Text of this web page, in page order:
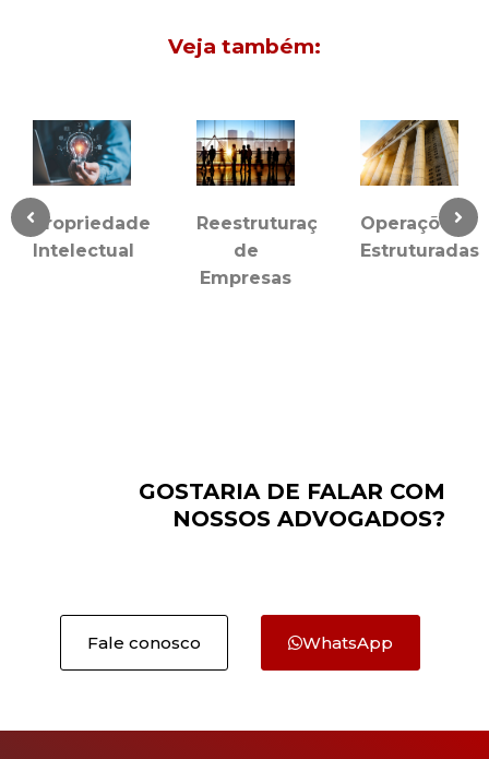
Veja também:
Propriedade
Intelectual
Reestruturação
de
Empresas
Operações
Estruturadas
GOSTARIA DE FALAR COM
NOSSOS ADVOGADOS?
Fale conosco WhatsApp